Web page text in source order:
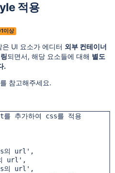
적용
이상
UI 요소가 에디터 외부 컨테이너
되면서, 해당 요소들에 대해 별도
.
참고해주세요.
추가하여 css를 적용
의 url',
url',
의 url',